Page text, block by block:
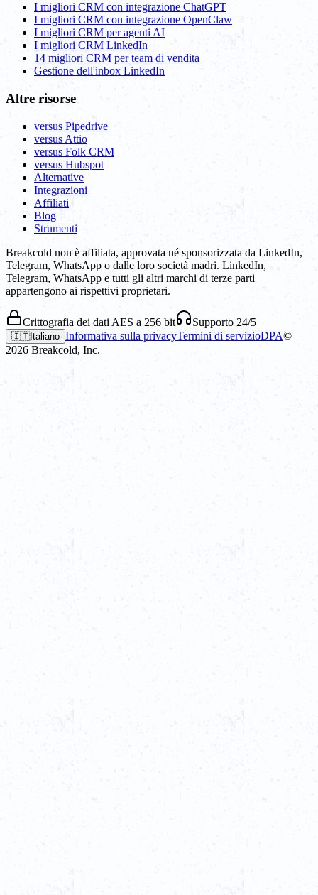
I migliori CRM con integrazione ChatGPT
I migliori CRM con integrazione OpenClaw
I migliori CRM per agenti AI
I migliori CRM LinkedIn
14 migliori CRM per team di vendita
Gestione dell'inbox LinkedIn
Altre risorse
versus Pipedrive
versus Attio
versus Folk CRM
versus Hubspot
Alternative
Integrazioni
Affiliati
Blog
Strumenti
Breakcold non è affiliata, approvata né sponsorizzata da LinkedIn,
Telegram, WhatsApp o dalle loro società madri. LinkedIn,
Telegram, WhatsApp e tutti gli altri marchi di terze parti
appartengono ai rispettivi proprietari.
Crittografia dei dati AES a 256 bit Supporto 24/5
🇮🇹Italiano Informativa sulla privacyTermini di servizioDPA©
2026 Breakcold, Inc.